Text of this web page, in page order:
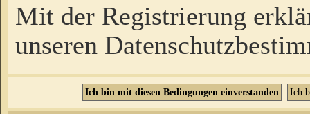
Mit der Registrierung
unseren